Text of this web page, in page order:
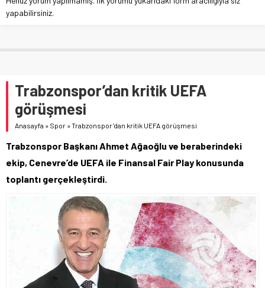
yapabilirsiniz.
Trabzonspor’dan kritik UEFA
görüşmesi
Anasayfa » Spor »Trabzonspor’dan kritik UEFA görüşmesi
Trabzonspor Başkanı Ahmet Ağaoğlu ve beraberindeki
ekip, Cenevre’de UEFA ile Finansal Fair Play konusunda
toplantı gerçekleştirdi.